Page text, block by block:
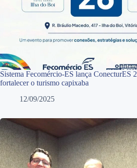
Sistema Fecomércio-ES lança ConecturES
fortalecer o turismo capixaba
12/09/2025